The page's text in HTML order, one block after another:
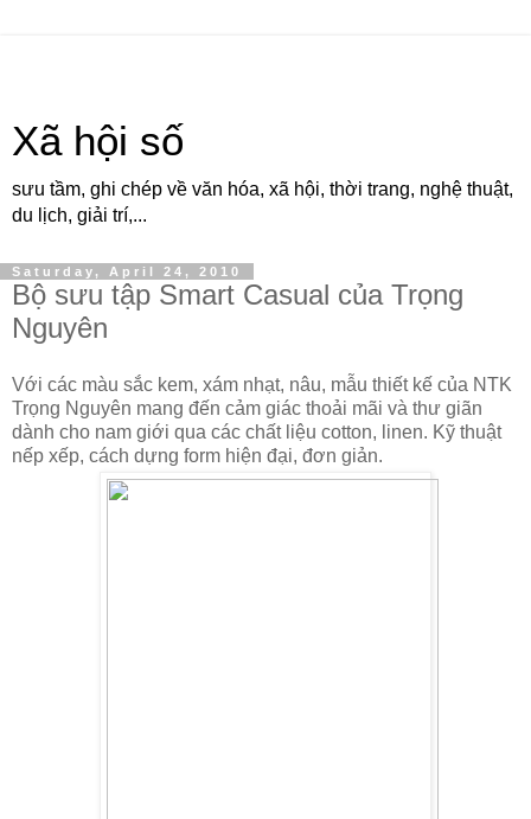
Xã hội số
sưu tầm, ghi chép về văn hóa, xã hội, thời trang, nghệ thuật,
du lịch, giải trí,...
Saturday, April 24, 2010
Bộ sưu tập Smart Casual của Trọng
Nguyên
Với các màu sắc kem, xám nhạt, nâu, mẫu thiết kế của NTK
Trọng Nguyên mang đến cảm giác thoải mãi và thư giãn
dành cho nam giới qua các chất liệu cotton, linen. Kỹ thuật
nếp xếp, cách dựng form hiện đại, đơn giản.